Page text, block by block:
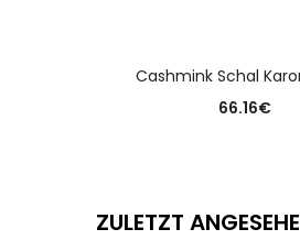
Cashmink Schal
66.16€
ZULETZT